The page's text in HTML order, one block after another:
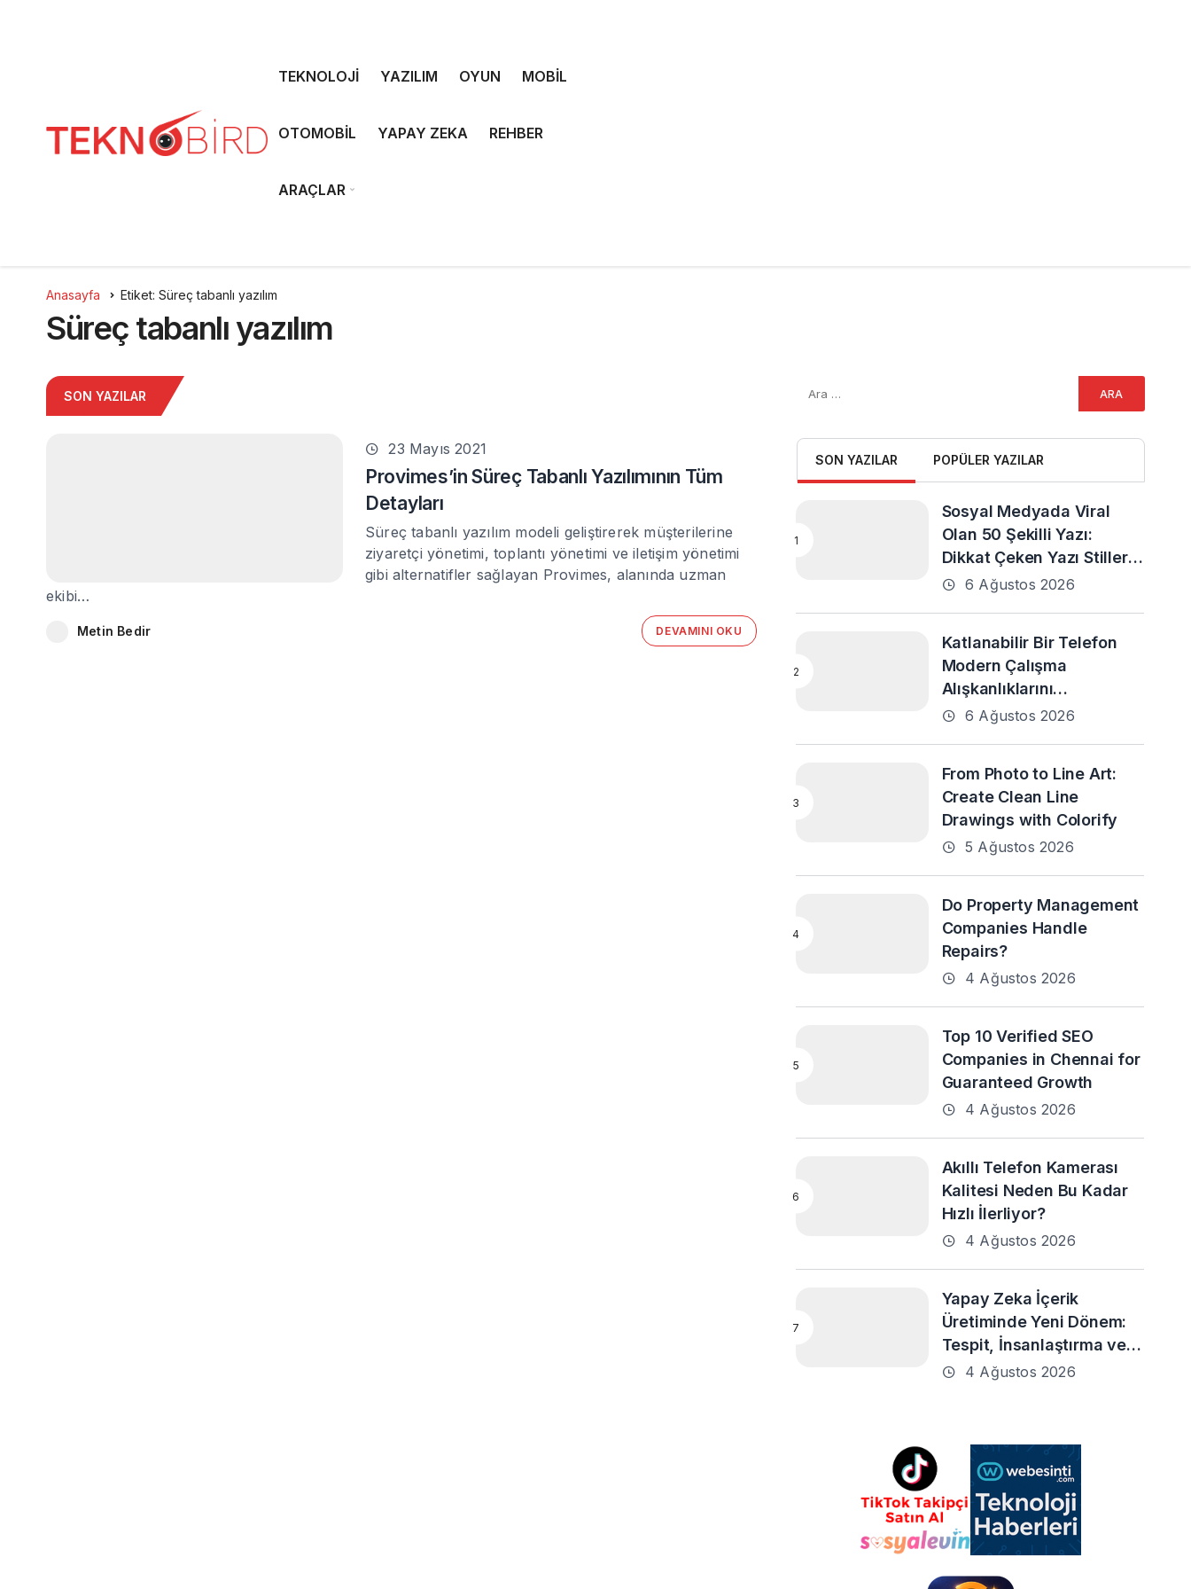
TEKNOLOJİ YAZILIM OYUN MOBİL
OTOMOBİL YAPAY ZEKA REHBER
ARAÇLAR
Anasayfa Etiket: Süreç tabanlı yazılım
Süreç tabanlı yazılım
SON YAZILAR
23 Mayıs 2021
Provimes’in Süreç Tabanlı Yazılımının Tüm
Detayları
Süreç tabanlı yazılım modeli geliştirerek müşterilerine
ziyaretçi yönetimi, toplantı yönetimi ve iletişim yönetimi
gibi alternatifler sağlayan Provimes, alanında uzman
ekibi…
Metin Bedir DEVAMINI OKU
SON YAZILAR POPÜLER YAZILAR
Sosyal Medyada Viral
Olan 50 Şekilli Yazı:
Dikkat Çeken Yazı Stilleri
ve En Popüler Örnekler
6 Ağustos 2026
Katlanabilir Bir Telefon
Modern Çalışma
Alışkanlıklarını
Destekleyebilir mi?
6 Ağustos 2026
From Photo to Line Art:
Create Clean Line
Drawings with Colorify
5 Ağustos 2026
Do Property Management
Companies Handle
Repairs?
4 Ağustos 2026
Top 10 Verified SEO
Companies in Chennai for
Guaranteed Growth
4 Ağustos 2026
Akıllı Telefon Kamerası
Kalitesi Neden Bu Kadar
Hızlı İlerliyor?
4 Ağustos 2026
Yapay Zeka İçerik
Üretiminde Yeni Dönem:
Tespit, İnsanlaştırma ve
Daha Fazlası
4 Ağustos 2026